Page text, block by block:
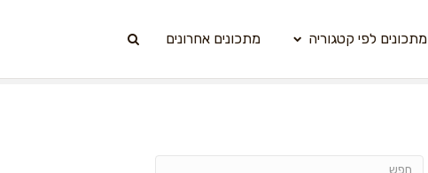
מתכונים לפי קטגוריה מתכונים אחרונים